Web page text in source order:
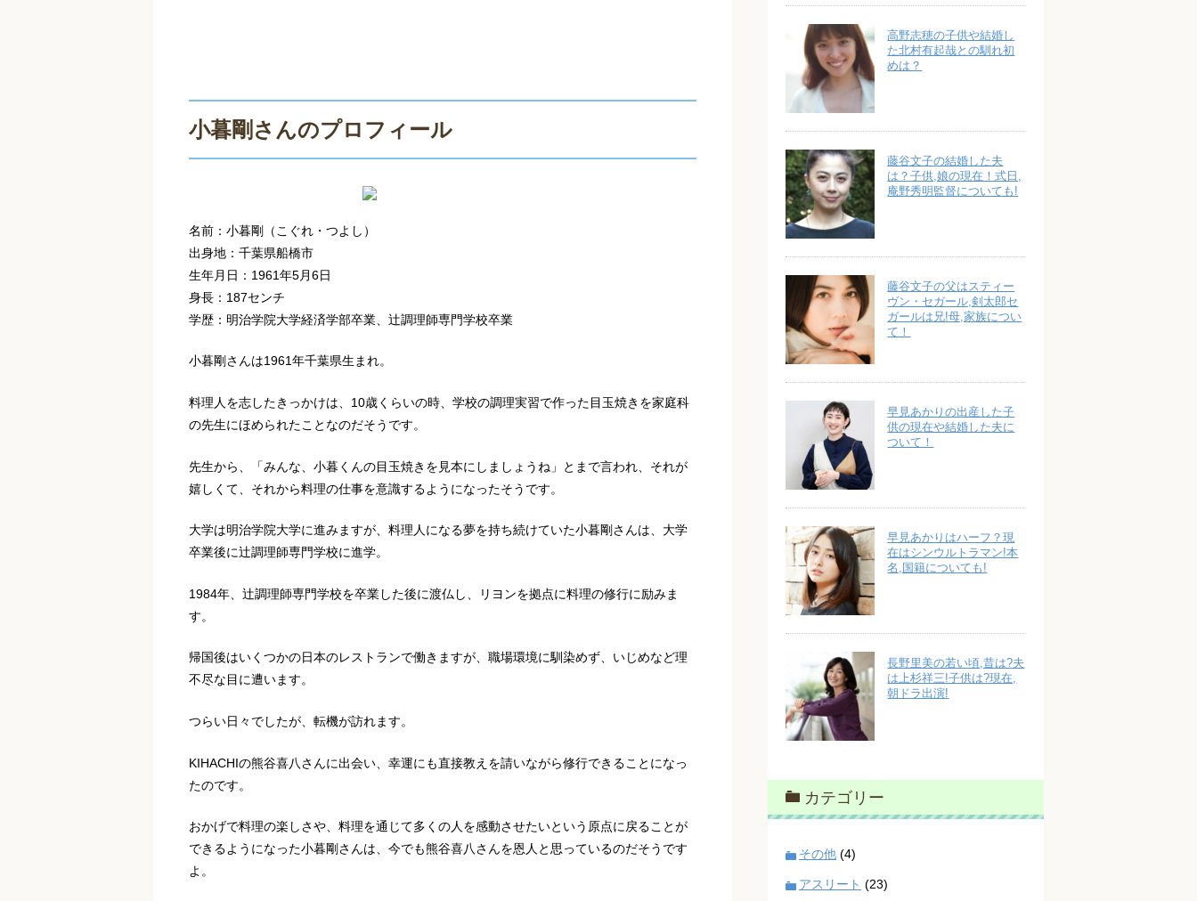
小暮剛さんのプロフィール
名前：小暮剛（こぐれ・つよし）
出身地：千葉県船橋市
生年月日：1961年5月6日
身長：187センチ
学歴：明治学院大学経済学部卒業、辻調理師専門学校卒業
小暮剛さんは1961年千葉県生まれ。
料理人を志したきっかけは、10歳くらいの時、学校の調理実習で作った目玉焼きを家庭科
の先生にほめられたことなのだそうです。
先生から、「みんな、小暮くんの目玉焼きを見本にしましょうね」とまで言われ、それが
嬉しくて、それから料理の仕事を意識するようになったそうです。
大学は明治学院大学に進みますが、料理人になる夢を持ち続けていた小暮剛さんは、大学
卒業後に辻調理師専門学校に進学。
1984年、辻調理師専門学校を卒業した後に渡仏し、リヨンを拠点に料理の修行に励みま
す。
帰国後はいくつかの日本のレストランで働きますが、職場環境に馴染めず、いじめなど理
不尽な目に遭います。
つらい日々でしたが、転機が訪れます。
KIHACHIの熊谷喜八さんに出会い、幸運にも直接教えを請いながら修行できることになっ
たのです。
おかげで料理の楽しさや、料理を通じて多くの人を感動させたいという原点に戻ることが
できるようになった小暮剛さんは、今でも熊谷喜八さんを恩人と思っているのだそうです
よ。
高野志穂の子供や結婚し
た北村有起哉との馴れ初
めは？
藤谷文子の結婚した夫
は？子供,娘の現在！式日,
庵野秀明監督についても!
藤谷文子の父はスティー
ヴン・セガール,剣太郎セ
ガールは兄!母,家族につい
て！
早見あかりの出産した子
供の現在や結婚した夫に
ついて！
早見あかりはハーフ？現
在はシンウルトラマン!本
名,国籍についても!
長野里美の若い頃,昔は?夫
は上杉祥三!子供は?現在,
朝ドラ出演!
カテゴリー
その他 (4)
アスリート (23)